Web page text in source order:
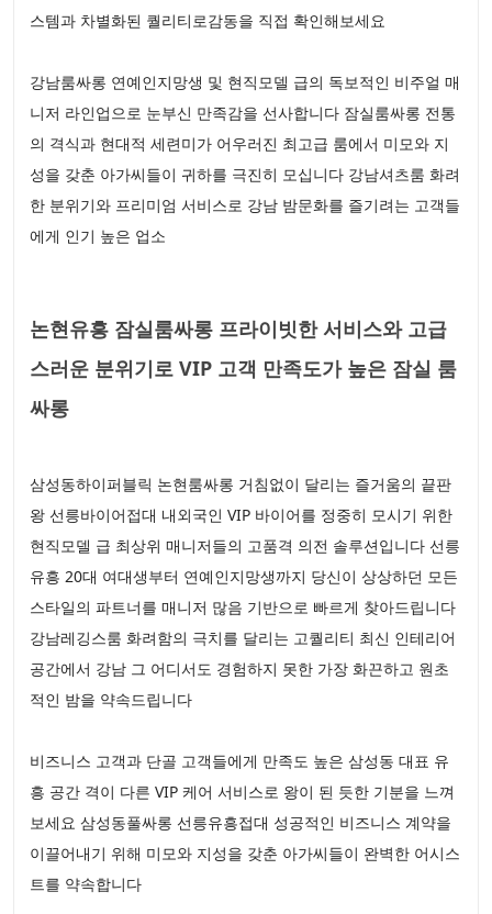
스템과 차별화된 퀄리티로감동을 직접 확인해보세요
강남룸싸롱 연예인지망생 및 현직모델 급의 독보적인 비주얼 매
니저 라인업으로 눈부신 만족감을 선사합니다 잠실룸싸롱 전통
의 격식과 현대적 세련미가 어우러진 최고급 룸에서 미모와 지
성을 갖춘 아가씨들이 귀하를 극진히 모십니다 강남셔츠룸 화려
한 분위기와 프리미엄 서비스로 강남 밤문화를 즐기려는 고객들
에게 인기 높은 업소
논현유흥 잠실룸싸롱 프라이빗한 서비스와 고급
스러운 분위기로 VIP 고객 만족도가 높은 잠실 룸
싸롱
삼성동하이퍼블릭 논현룸싸롱 거침없이 달리는 즐거움의 끝판
왕 선릉바이어접대 내외국인 VIP 바이어를 정중히 모시기 위한
현직모델 급 최상위 매니저들의 고품격 의전 솔루션입니다 선릉
유흥 20대 여대생부터 연예인지망생까지 당신이 상상하던 모든
스타일의 파트너를 매니저 많음 기반으로 빠르게 찾아드립니다
강남레깅스룸 화려함의 극치를 달리는 고퀄리티 최신 인테리어
공간에서 강남 그 어디서도 경험하지 못한 가장 화끈하고 원초
적인 밤을 약속드립니다
비즈니스 고객과 단골 고객들에게 만족도 높은 삼성동 대표 유
흥 공간 격이 다른 VIP 케어 서비스로 왕이 된 듯한 기분을 느껴
보세요 삼성동풀싸롱 선릉유흥접대 성공적인 비즈니스 계약을
이끌어내기 위해 미모와 지성을 갖춘 아가씨들이 완벽한 어시스
트를 약속합니다